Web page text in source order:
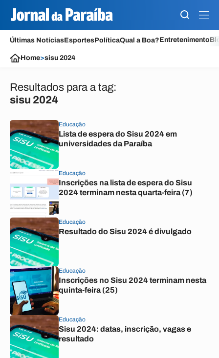
Últimas NotíciasEsportesPolíticaQual a Boa?Entretenimento
Home>sisu 2024
Resultados para a tag:
sisu 2024
Educação
Lista de espera do Sisu 2024 em
universidades da Paraíba
Educação
Inscrições na lista de espera do Sisu
2024 terminam nesta quarta-feira (7)
Educação
Resultado do Sisu 2024 é divulgado
Educação
Inscrições no Sisu 2024 terminam nesta
quinta-feira (25)
Educação
Sisu 2024: datas, inscrição, vagas e
resultado